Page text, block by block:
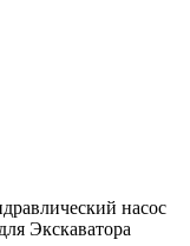
насос
Экскаватора